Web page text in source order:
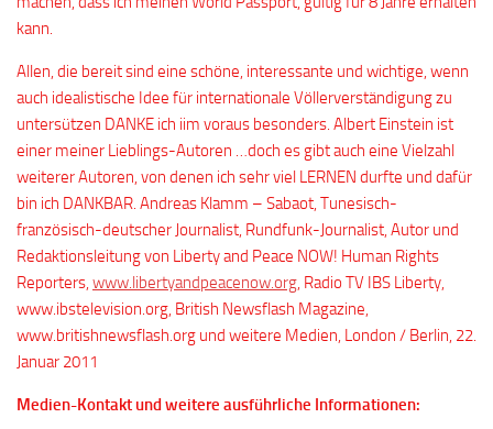
kann.
Allen, die bereit sind eine schöne, interessante und wichtige, wenn
auch idealistische Idee für internationale Völlerverständigung zu
untersützen DANKE ich iim voraus besonders. Albert Einstein ist
einer meiner Lieblings-Autoren …doch es gibt auch eine Vielzahl
weiterer Autoren, von denen ich sehr viel LERNEN durfte und dafür
bin ich DANKBAR. Andreas Klamm – Sabaot, Tunesisch-
französisch-deutscher Journalist, Rundfunk-Journalist, Autor und
Redaktionsleitung von Liberty and Peace NOW! Human Rights
Reporters, www.libertyandpeacenow.org, Radio TV IBS Liberty,
www.ibstelevision.org, British Newsflash Magazine,
www.britishnewsflash.org und weitere Medien, London / Berlin, 22.
Januar 2011
Medien-Kontakt und weitere ausführliche Informationen: